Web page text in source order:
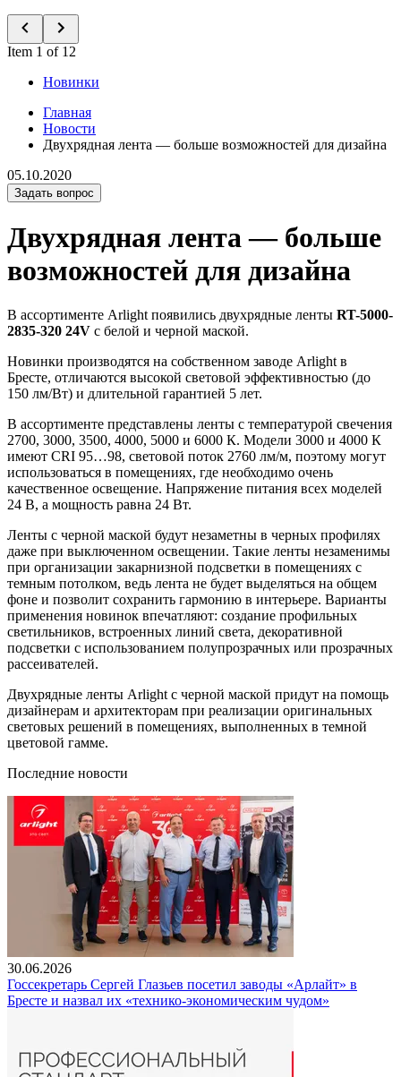
Item 1 of 12
Новинки
Главная
Новости
Двухрядная лента — больше возможностей для дизайна
05.10.2020
Задать вопрос
Двухрядная лента — больше
возможностей для дизайна
В ассортименте Arlight появились двухрядные ленты RT-5000-
2835-320 24V с белой и черной маской.
Новинки производятся на собственном заводе Arlight в
Бресте, отличаются высокой световой эффективностью (до
150 лм/Вт) и длительной гарантией 5 лет.
В ассортименте представлены ленты с температурой свечения
2700, 3000, 3500, 4000, 5000 и 6000 К. Модели 3000 и 4000 К
имеют CRI 95…98, световой поток 2760 лм/м, поэтому могут
использоваться в помещениях, где необходимо очень
качественное освещение. Напряжение питания всех моделей
24 В, а мощность равна 24 Вт.
Ленты с черной маской будут незаметны в черных профилях
даже при выключенном освещении. Такие ленты незаменимы
при организации закарнизной подсветки в помещениях с
темным потолком, ведь лента не будет выделяться на общем
фоне и позволит сохранить гармонию в интерьере. Варианты
применения новинок впечатляют: создание профильных
светильников, встроенных линий света, декоративной
подсветки с использованием полупрозрачных или прозрачных
рассеивателей.
Двухрядные ленты Arlight с черной маской придут на помощь
дизайнерам и архитекторам при реализации оригинальных
световых решений в помещениях, выполненных в темной
цветовой гамме.
Последние новости
30.06.2026
Госсекретарь Сергей Глазьев посетил заводы «Арлайт» в
Бресте и назвал их «технико-экономическим чудом»